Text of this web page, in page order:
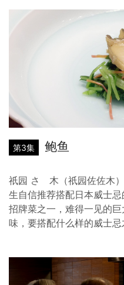
第3集 鲍鱼
祇园 さゝ木（祇园佐佐木
生自信推荐搭配日本威士
招牌菜之一，难得一见的
味，要搭配什么样的威士